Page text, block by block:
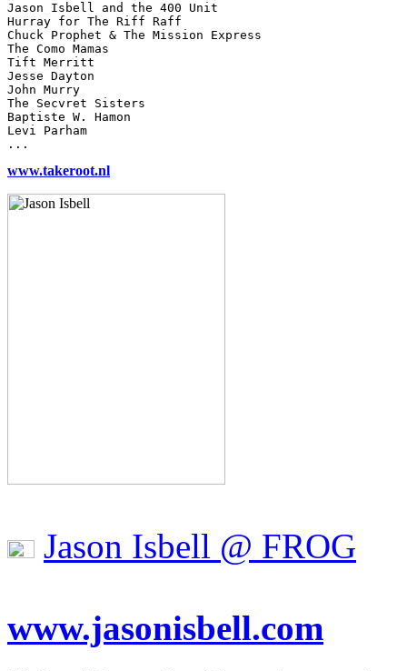
Jason Isbell and the 400 Unit
Hurray for The Riff Raff
Chuck Prophet & The Mission Express
The Como Mamas
Tift Merritt
Jesse Dayton
John Murry
The Secvret Sisters
Baptiste W. Hamon
Levi Parham
www.takeroot.nl
Jason Isbell @ FROG
www.jasonisbell.com